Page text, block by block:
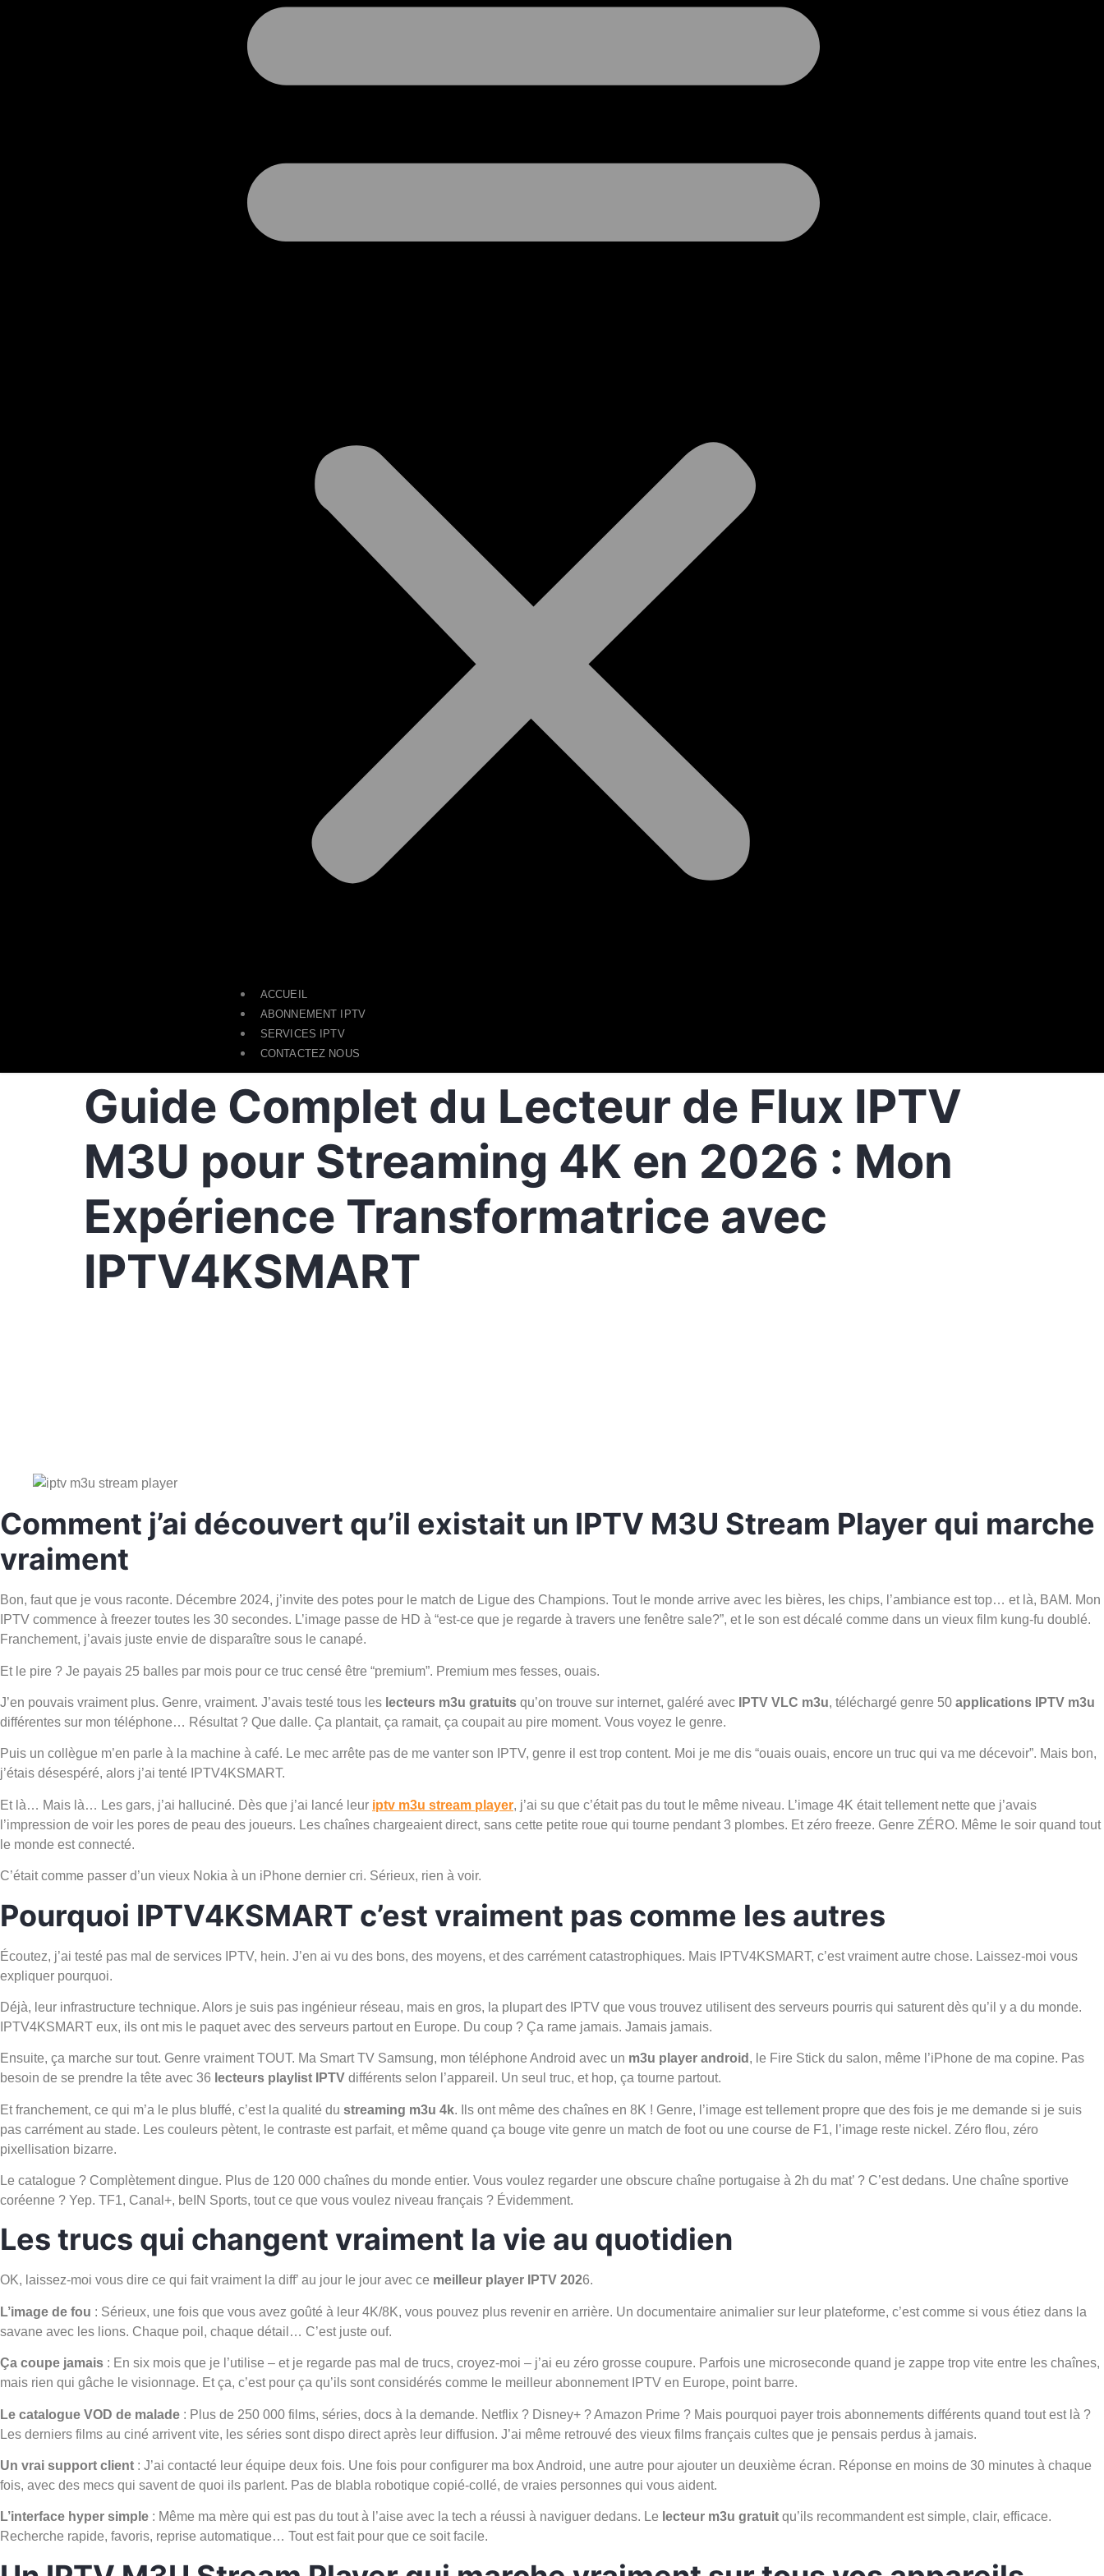
ACCUEIL
ABONNEMENT IPTV
SERVICES IPTV
CONTACTEZ NOUS
Guide Complet du Lecteur de Flux IPTV
M3U pour Streaming 4K en 2026 : Mon
Expérience Transformatrice avec
IPTV4KSMART
Comment j’ai découvert qu’il existait un IPTV M3U Stream Player qui marche
vraiment
Bon, faut que je vous raconte. Décembre 2024, j’invite des potes pour le match de Ligue des Champions. Tout le monde arrive avec les bières, les chips, l’ambiance est top… et là, BAM. Mon
IPTV commence à freezer toutes les 30 secondes. L’image passe de HD à “est-ce que je regarde à travers une fenêtre sale?”, et le son est décalé comme dans un vieux film kung-fu doublé.
Franchement, j’avais juste envie de disparaître sous le canapé.
Et le pire ? Je payais 25 balles par mois pour ce truc censé être “premium”. Premium mes fesses, ouais.
J’en pouvais vraiment plus. Genre, vraiment. J’avais testé tous les lecteurs m3u gratuits qu’on trouve sur internet, galéré avec IPTV VLC m3u, téléchargé genre 50 applications IPTV m3u
différentes sur mon téléphone… Résultat ? Que dalle. Ça plantait, ça ramait, ça coupait au pire moment. Vous voyez le genre.
Puis un collègue m’en parle à la machine à café. Le mec arrête pas de me vanter son IPTV, genre il est trop content. Moi je me dis “ouais ouais, encore un truc qui va me décevoir”. Mais bon,
j’étais désespéré, alors j’ai tenté IPTV4KSMART.
Et là… Mais là… Les gars, j’ai halluciné. Dès que j’ai lancé leur iptv m3u stream player, j’ai su que c’était pas du tout le même niveau. L’image 4K était tellement nette que j’avais
l’impression de voir les pores de peau des joueurs. Les chaînes chargeaient direct, sans cette petite roue qui tourne pendant 3 plombes. Et zéro freeze. Genre ZÉRO. Même le soir quand tout
le monde est connecté.
C’était comme passer d’un vieux Nokia à un iPhone dernier cri. Sérieux, rien à voir.
Pourquoi IPTV4KSMART c’est vraiment pas comme les autres
Écoutez, j’ai testé pas mal de services IPTV, hein. J’en ai vu des bons, des moyens, et des carrément catastrophiques. Mais IPTV4KSMART, c’est vraiment autre chose. Laissez-moi vous
expliquer pourquoi.
Déjà, leur infrastructure technique. Alors je suis pas ingénieur réseau, mais en gros, la plupart des IPTV que vous trouvez utilisent des serveurs pourris qui saturent dès qu’il y a du monde.
IPTV4KSMART eux, ils ont mis le paquet avec des serveurs partout en Europe. Du coup ? Ça rame jamais. Jamais jamais.
Ensuite, ça marche sur tout. Genre vraiment TOUT. Ma Smart TV Samsung, mon téléphone Android avec un m3u player android , le Fire Stick du salon, même l’iPhone de ma copine. Pas
besoin de se prendre la tête avec 36 lecteurs playlist IPTV différents selon l’appareil. Un seul truc, et hop, ça tourne partout.
Et franchement, ce qui m’a le plus bluffé, c’est la qualité du streaming m3u 4k. Ils ont même des chaînes en 8K ! Genre, l’image est tellement propre que des fois je me demande si je suis
pas carrément au stade. Les couleurs pètent, le contraste est parfait, et même quand ça bouge vite genre un match de foot ou une course de F1, l’image reste nickel. Zéro flou, zéro
pixellisation bizarre.
Le catalogue ? Complètement dingue. Plus de 120 000 chaînes du monde entier. Vous voulez regarder une obscure chaîne portugaise à 2h du mat’ ? C’est dedans. Une chaîne sportive
coréenne ? Yep. TF1, Canal+, beIN Sports, tout ce que vous voulez niveau français ? Évidemment.
Les trucs qui changent vraiment la vie au quotidien
OK, laissez-moi vous dire ce qui fait vraiment la diff’ au jour le jour avec ce meilleur player IPTV 2026.
L’image de fou : Sérieux, une fois que vous avez goûté à leur 4K/8K, vous pouvez plus revenir en arrière. Un documentaire animalier sur leur plateforme, c’est comme si vous étiez dans la
savane avec les lions. Chaque poil, chaque détail… C’est juste ouf.
Ça coupe jamais : En six mois que je l’utilise – et je regarde pas mal de trucs, croyez-moi – j’ai eu zéro grosse coupure. Parfois une microseconde quand je zappe trop vite entre les chaînes,
mais rien qui gâche le visionnage. Et ça, c’est pour ça qu’ils sont considérés comme le meilleur abonnement IPTV en Europe, point barre.
Le catalogue VOD de malade : Plus de 250 000 films, séries, docs à la demande. Netflix ? Disney+ ? Amazon Prime ? Mais pourquoi payer trois abonnements différents quand tout est là ?
Les derniers films au ciné arrivent vite, les séries sont dispo direct après leur diffusion. J’ai même retrouvé des vieux films français cultes que je pensais perdus à jamais.
Un vrai support client : J’ai contacté leur équipe deux fois. Une fois pour configurer ma box Android, une autre pour ajouter un deuxième écran. Réponse en moins de 30 minutes à chaque
fois, avec des mecs qui savent de quoi ils parlent. Pas de blabla robotique copié-collé, de vraies personnes qui vous aident.
L’interface hyper simple : Même ma mère qui est pas du tout à l’aise avec la tech a réussi à naviguer dedans. Le lecteur m3u gratuit qu’ils recommandent est simple, clair, efficace.
Recherche rapide, favoris, reprise automatique… Tout est fait pour que ce soit facile.